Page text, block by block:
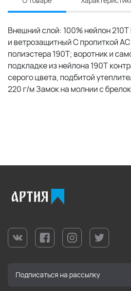
Внешний слой: 100% нейлон
и ветрозащитный С пропиткой
полиэстера 190T; воротник и
подкладке из нейлона 190T
серого цвета, подбитой
220 г/м Замок на молнии с